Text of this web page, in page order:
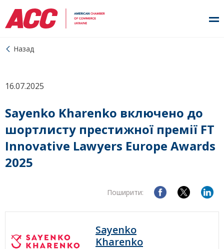
Назад
16.07.2025
Sayenko Kharenko включено до
шортлисту престижної премії FT
Innovative Lawyers Europe Awards
2025
Поширити:
Sayenko
Kharenko